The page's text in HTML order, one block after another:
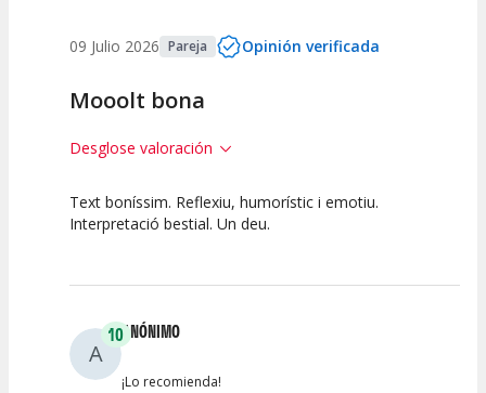
09 Julio 2026 Pareja Opinión verificada
Mooolt bona
Desglose valoración
10 10 10
Text boníssim. Reflexiu, humorístic i emotiu.
Interpretació bestial. Un deu.
A
10ANÓNIMO
¡Lo recomienda!